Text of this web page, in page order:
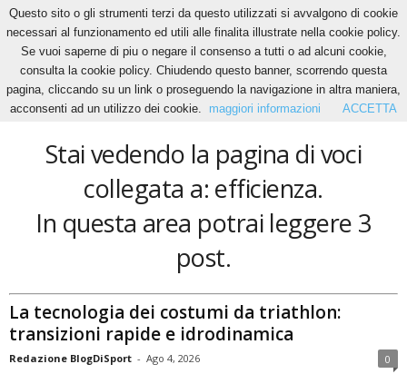
Home Tags Efficienza
efficienza
Stai vedendo la pagina di voci
collegata a: efficienza.
In questa area potrai leggere 3
post.
La tecnologia dei costumi da triathlon:
transizioni rapide e idrodinamica
Redazione BlogDiSport - Ago 4, 2026 0
Questo sito o gli strumenti terzi da questo utilizzati si avvalgono di cookie
necessari al funzionamento ed utili alle finalita illustrate nella cookie policy.
Se vuoi saperne di piu o negare il consenso a tutti o ad alcuni cookie,
consulta la cookie policy. Chiudendo questo banner, scorrendo questa
pagina, cliccando su un link o proseguendo la navigazione in altra maniera,
acconsenti ad un utilizzo dei cookie.
maggiori informazioni ACCETTA